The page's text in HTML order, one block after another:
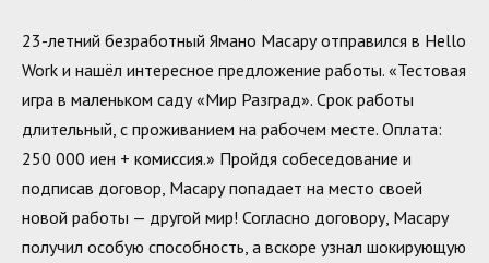
23-летний безработный Ямано Масару отправился в Hello
Work и нашёл интересное предложение работы. «Тестовая
игра в маленьком саду «Мир Разград». Срок работы
длительный, с проживанием на рабочем месте. Оплата:
250 000 иен + комиссия.» Пройдя собеседование и
подписав договор, Масару попадает на место своей
новой работы — другой мир! Согласно договору, Масару
получил особую способность, а вскоре узнал шокирующую